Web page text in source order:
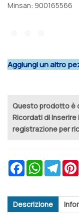
Minsan: 900165566
Aggiungi un altro
Questo prodotto è
Ricordati di inserire
registrazione per
FacebookWhatsApp
Descrizione